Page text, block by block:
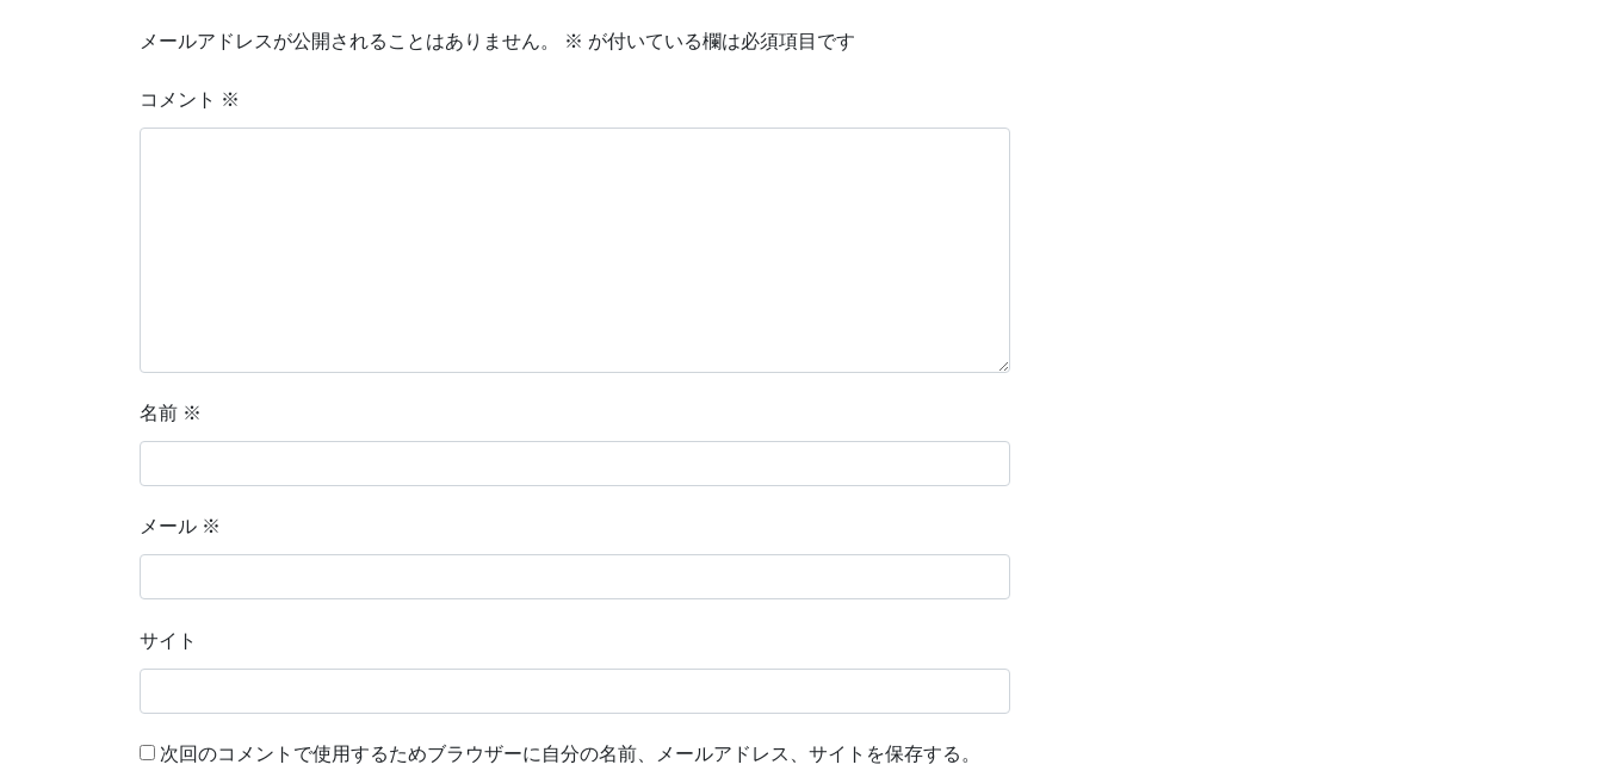
メールアドレスが公開されることはありません。 ※ が付いている欄は必須項目です
コメント ※
名前 ※
メール ※
サイト
次回のコメントで使用するためブラウザーに自分の名前、メールアドレス、サイトを保存する。